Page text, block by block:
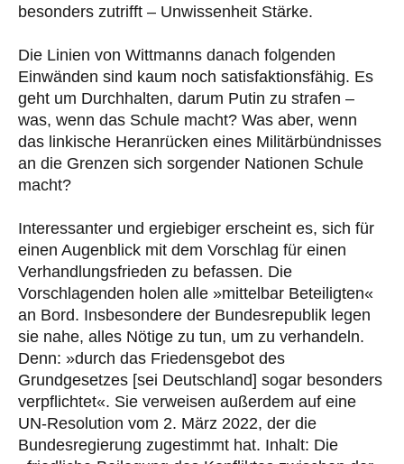
besonders zutrifft – Unwissenheit Stärke.
Die Linien von Wittmanns danach folgenden
Einwänden sind kaum noch satisfaktionsfähig. Es
geht um Durchhalten, darum Putin zu strafen –
was, wenn das Schule macht? Was aber, wenn
das linkische Heranrücken eines Militärbündnisses
an die Grenzen sich sorgender Nationen Schule
macht?
Interessanter und ergiebiger erscheint es, sich für
einen Augenblick mit dem Vorschlag für einen
Verhandlungsfrieden zu befassen. Die
Vorschlagenden holen alle »mittelbar Beteiligten«
an Bord. Insbesondere der Bundesrepublik legen
sie nahe, alles Nötige zu tun, um zu verhandeln.
Denn: »durch das Friedensgebot des
Grundgesetzes [sei Deutschland] sogar besonders
verpflichtet«. Sie verweisen außerdem auf eine
UN-Resolution vom 2. März 2022, der die
Bundesregierung zugestimmt hat. Inhalt: Die